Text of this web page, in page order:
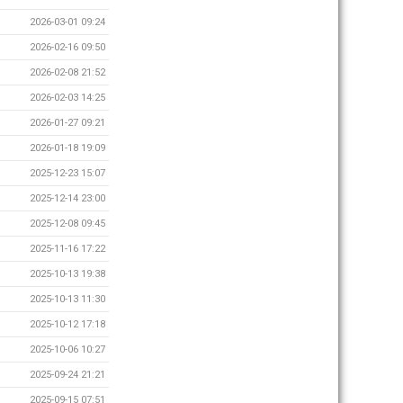
2026-03-01 09:24
2026-02-16 09:50
2026-02-08 21:52
2026-02-03 14:25
2026-01-27 09:21
2026-01-18 19:09
2025-12-23 15:07
2025-12-14 23:00
2025-12-08 09:45
2025-11-16 17:22
2025-10-13 19:38
2025-10-13 11:30
2025-10-12 17:18
2025-10-06 10:27
2025-09-24 21:21
2025-09-15 07:51